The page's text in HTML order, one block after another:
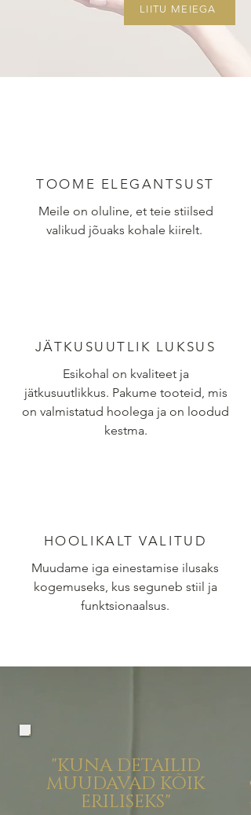
LIITU MEIEGA
TOOME ELEGANTSUST
Meile on oluline, et teie stiilsed
valikud jõuaks kohale kiirelt.
JÄTKUSUUTLIK LUKSUS
Esikohal on kvaliteet ja
jätkusuutlikkus. Pakume tooteid, mis
on valmistatud hoolega ja on loodud
kestma.
HOOLIKALT VALITUD
Muudame iga einestamise ilusaks
kogemuseks, kus seguneb stiil ja
funktsionaalsus.
"KUNA DETAILID
MUUDAVAD KÕIK
ERILISEKS"